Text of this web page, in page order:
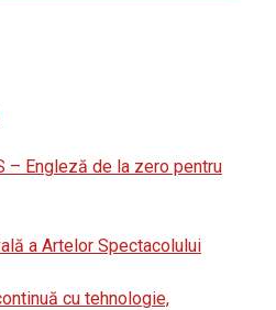
– Engleză de la zero pentru
a Artelor Spectacolului
cu tehnologie,